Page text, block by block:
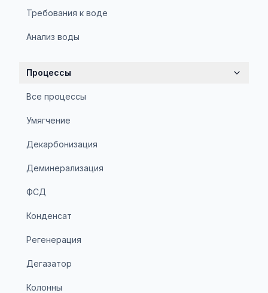
Требования к воде
Анализ воды
Процессы
Все процессы
Умягчение
Декарбонизация
Деминерализация
ФСД
Конденсат
Регенерация
Дегазатор
Колонны